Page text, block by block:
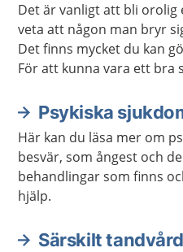
Det är vanligt att bli
veta att någon man bryr
Det finns mycket du kan
För att kunna vara ett bra
Psykiska
Här kan du läsa mer om
besvär, som ångest och
behandlingar som finns
hjälp.
Särskilt